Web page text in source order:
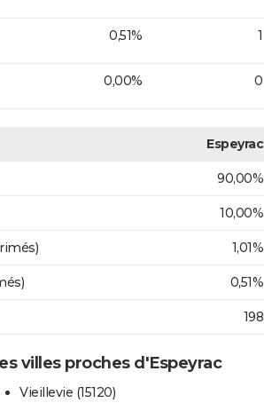
0,51% 1
0,00% 0
Espeyrac
90,00%
10,00%
1,01%
0,51%
198
villes proches d'Espeyrac
Vieillevie (15120)